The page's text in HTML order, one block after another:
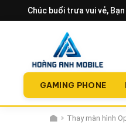
Chúc buổi trưa vui vẻ,
GAMING PHONE
Thay màn hình